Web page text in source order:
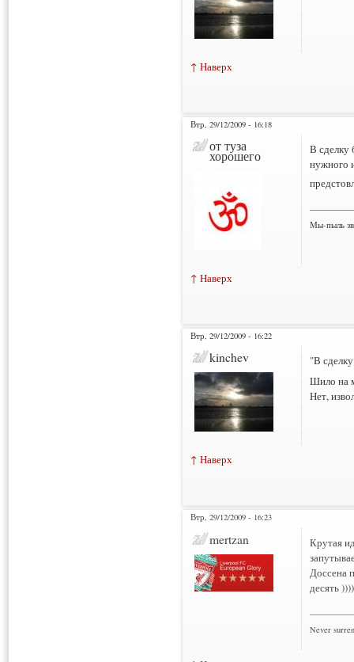
↑ Наверх
Втр, 29/12/2009 - 16:18
от туза
хорошего
В сделку
нужного
Мы-пыль
↑ Наверх
Втр, 29/12/2009 - 16:22
kinchev
"В
Шило на
Нет,
↑ Наверх
Втр, 29/12/2009 - 16:23
mertzan
Крутая
Доссена
десять ))))
Never